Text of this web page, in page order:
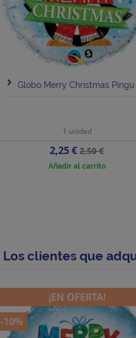
Globo Merry Christmas Pingu
1 unidad
Precio
2,25 €Precio
base
2,50 €
Añadir al carrito
Los clientes que
¡EN OFERTA!
-10%